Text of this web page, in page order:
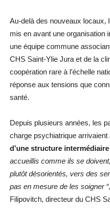
Au-delà des nouveaux locaux,
mis en avant une organisation
une équipe commune
CHS Saint-Ylie Jura et de la
coopération rare à l’échelle
réponse aux tensions que
santé.
Depuis plusieurs années, les
charge psychiatrique arrivaient
d’une structure
accueillis comme ils se
plutôt désorientés, vers des
pas en mesure de les soigner “
Filipovitch, directeur du CHS